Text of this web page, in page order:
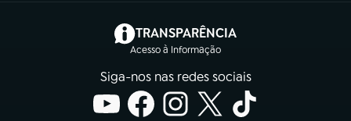
TRANSPARÊNCIA
Acesso à Informação
(abre em nova aba)
Siga-nos nas redes sociais